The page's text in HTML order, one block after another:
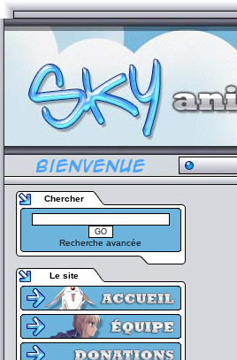
Chercher
Recherche avancée
Le site